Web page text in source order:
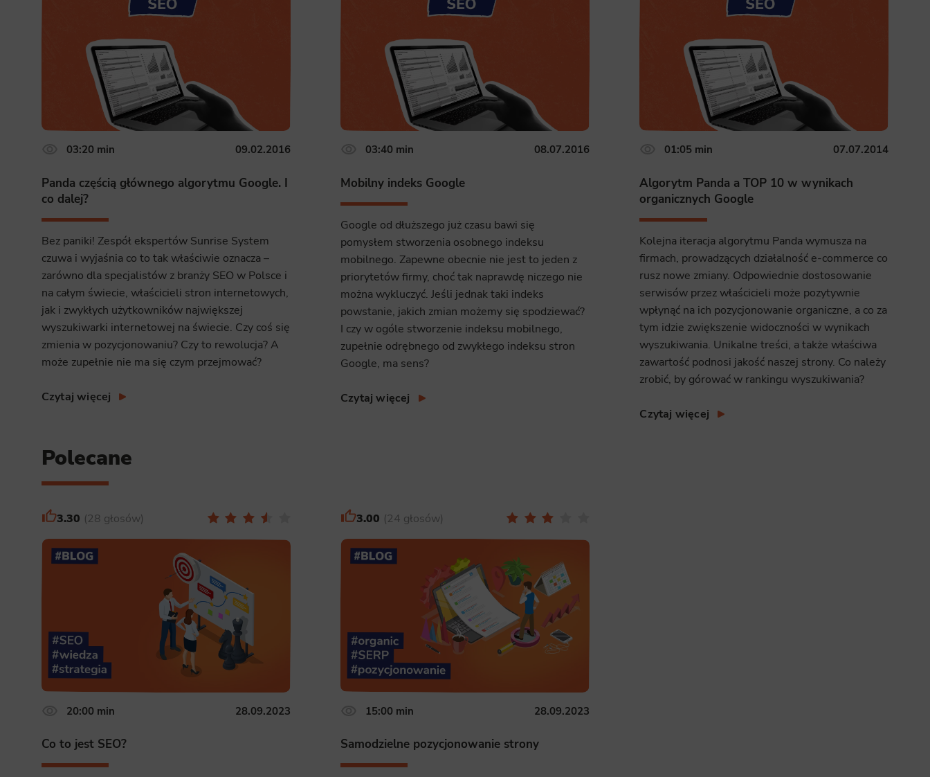
Necessary scripts and data stored on the end device contribute to the security and usability of the website by enabling secure
access to basic functions such as site navigation and access to specific areas of the website. The website cannot be properly
This is data used to personalize your use of our website and to remember choices you make while using our website. For
example, we may use functional cookies to remember your language preferences or to remember your login information, making it
easier for you to use the site.
create aggregate demographic statistics about users. Analytical cookies and similar technologies allow us to measure the
Scope responsible for displaying personalized ads that may be of interest to the user based on browsing history and habits and
demographic criteria. Also, third-party files that, in conjunction with files installed while browsing other websites, profile the user,
03:20 min 09.02.2016
Panda częścią głównego algorytmu Google. I
co dalej?
Bez paniki! Zespół ekspertów Sunrise System
czuwa i wyjaśnia co to tak właściwie oznacza –
zarówno dla specjalistów z branży SEO w Polsce i
na całym świecie, właścicieli stron internetowych,
jak i zwykłych użytkowników największej
wyszukiwarki internetowej na świecie. Czy coś się
zmienia w pozycjonowaniu? Czy to rewolucja? A
może zupełnie nie ma się czym przejmować?
Czytaj więcej
03:40 min 08.07.2016
Mobilny indeks Google
Google od dłuższego już czasu bawi się
pomysłem stworzenia osobnego indeksu
mobilnego. Zapewne obecnie nie jest to jeden z
priorytetów firmy, choć tak naprawdę niczego nie
można wykluczyć. Jeśli jednak taki indeks
powstanie, jakich zmian możemy się spodziewać?
I czy w ogóle stworzenie indeksu mobilnego,
zupełnie odrębnego od zwykłego indeksu stron
Google, ma sens?
Czytaj więcej
01:05 min 07.07.2014
Algorytm Panda a TOP 10 w wynikach
organicznych Google
Kolejna iteracja algorytmu Panda wymusza na
firmach, prowadzących działalność e-commerce co
rusz nowe zmiany. Odpowiednie dostosowanie
serwisów przez właścicieli może pozytywnie
wpłynąć na ich pozycjonowanie organiczne, a co za
tym idzie zwiększenie widoczności w wynikach
wyszukiwania. Unikalne treści, a także właściwa
zawartość podnosi jakość naszej strony. Co należy
zrobić, by górować w rankingu wyszukiwania?
Czytaj więcej
Polecane
3.30 28 głosów
20:00 min 28.09.2023
Co to jest SEO?
3.00 24 głosów
15:00 min 28.09.2023
Samodzielne pozycjonowanie strony